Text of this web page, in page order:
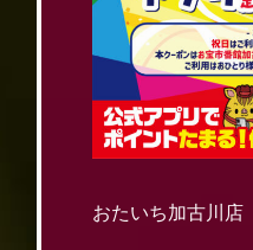
おたいち加古川